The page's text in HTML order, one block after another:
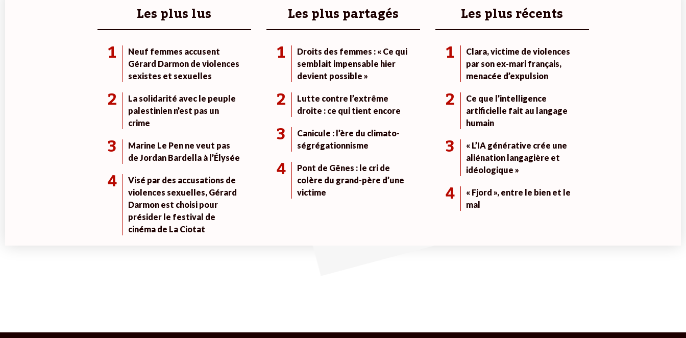
Les plus lus
1
Neuf femmes accusent
Gérard Darmon de violences
sexistes et sexuelles
2
La solidarité avec le peuple
palestinien n’est pas un
crime
3
Marine Le Pen ne veut pas
de Jordan Bardella à l’Élysée
4
Visé par des accusations de
violences sexuelles, Gérard
Darmon est choisi pour
présider le festival de
cinéma de La Ciotat
Les plus partagés
1
Droits des femmes : « Ce qui
semblait impensable hier
devient possible »
2
Lutte contre l’extrême
droite : ce qui tient encore
3
Canicule : l’ère du climato-
ségrégationnisme
4
Pont de Gênes : le cri de
colère du grand-père d’une
victime
Les plus récents
1
Clara, victime de violences
par son ex-mari français,
menacée d’expulsion
2
Ce que l’intelligence
artificielle fait au langage
humain
3
« L’IA générative crée une
aliénation langagière et
idéologique »
4
« Fjord », entre le bien et le
mal